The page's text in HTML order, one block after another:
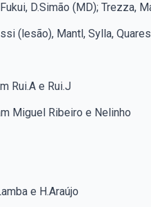
D.Simão (MD); Trezza,
(lesão), Mantl, Sylla,
Rui.A e Rui.J
Miguel Ribeiro e Nelinho
e H.Araújo